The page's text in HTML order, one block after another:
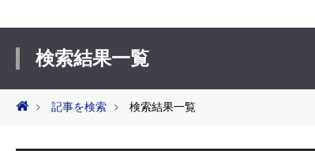
検索結果一覧
記事を検索 検索結果一覧